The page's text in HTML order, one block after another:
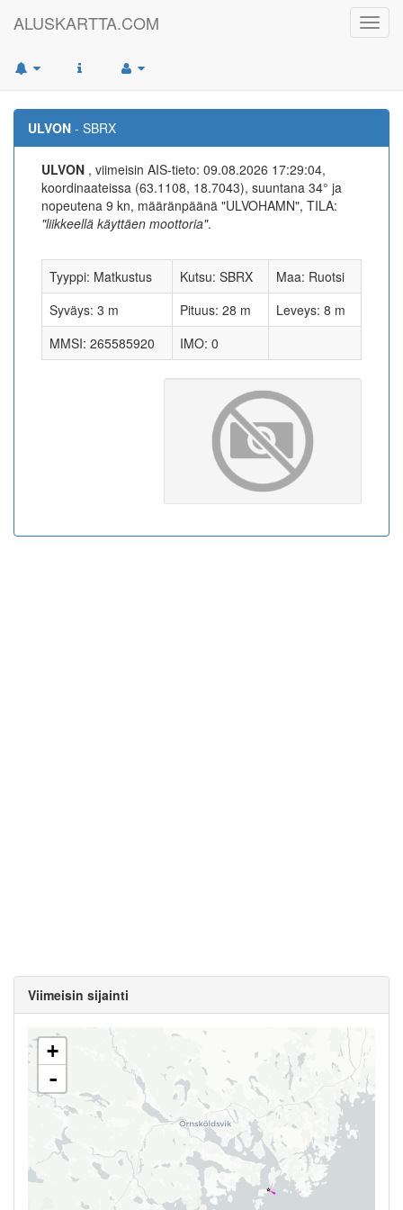
ALUSKARTTA.COM
ULVON - SBRX
ULVON , viimeisin AIS-tieto: 09.08.2026 17:29:04,
koordinaateissa (63.1108, 18.7043), suuntana 34° ja
nopeutena 9 kn, määränpäänä "ULVOHAMN", TILA:
"liikkeellä käyttäen moottoria".
Tyyppi: Matkustus Kutsu: SBRX
Maa: Ruotsi
Syväys: 3 m
Pituus: 28 m
Leveys: 8 m
MMSI: 265585920
IMO: 0
Viimeisin sijainti
+
-